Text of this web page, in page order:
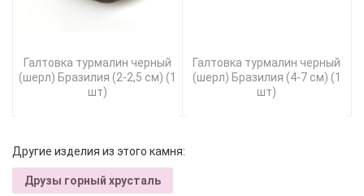
Галтовка турмалин черный
(шерл) Бразилия (2-2,5 см) (1
шт)
Галтовка турмалин черный
(шерл) Бразилия (4-7 см) (1
шт)
Другие изделия из этого камня:
Друзы горный хрусталь